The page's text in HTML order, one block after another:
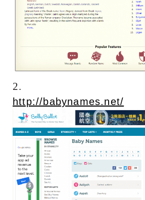
2.
http://babynames.net/